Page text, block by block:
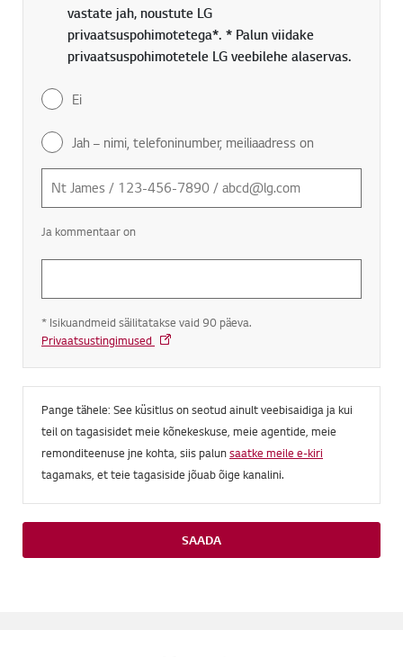
vastate jah, noustute LG
privaatsuspohimotetega*. * Palun viidake
privaatsuspohimotetele LG veebilehe alaservas.
Ei
Jah – nimi, telefoninumber, meiliaadress on
Ja kommentaar on
* Isikuandmeid säilitatakse vaid 90 päeva.
Privaatsustingimused
Pange tähele: See küsitlus on seotud ainult veebisaidiga ja kui
teil on tagasisidet meie kõnekeskuse, meie agentide, meie
remonditeenuse jne kohta, siis palunsaatke meile e-kiri
tagamaks, et teie tagasiside jõuab õige kanalini.
SAADA